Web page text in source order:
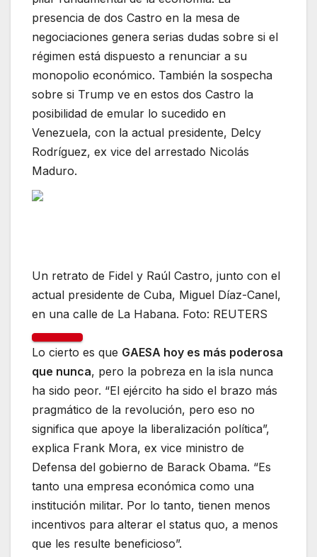
presencia de dos Castro en la mesa de
negociaciones genera serias dudas sobre si el
régimen está dispuesto a renunciar a su
monopolio económico. También la sospecha
sobre si Trump ve en estos dos Castro la
posibilidad de emular lo sucedido en
Venezuela, con la actual presidente, Delcy
Rodríguez, ex vice del arrestado Nicolás
Maduro.
Un retrato de Fidel y Raúl Castro, junto con el
actual presidente de Cuba, Miguel Díaz-Canel,
en una calle de La Habana. Foto: REUTERS
Lo cierto es que GAESA hoy es más poderosa
que nunca, pero la pobreza en la isla nunca
ha sido peor. “El ejército ha sido el brazo más
pragmático de la revolución, pero eso no
significa que apoye la liberalización política”,
explica Frank Mora, ex vice ministro de
Defensa del gobierno de Barack Obama. “Es
tanto una empresa económica como una
institución militar. Por lo tanto, tienen menos
incentivos para alterar el status quo, a menos
que les resulte beneficioso”.